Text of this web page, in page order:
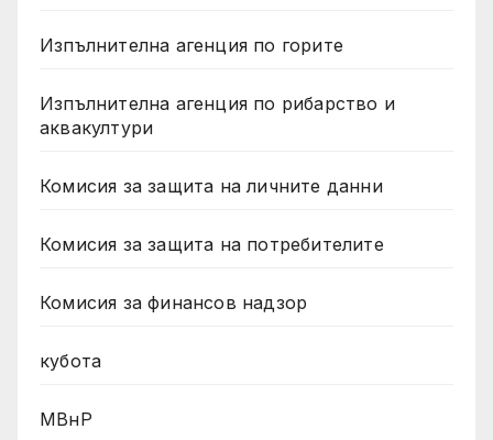
Изпълнителна агенция по горите
Изпълнителна агенция по рибарство и
аквакултури
Комисия за защита на личните данни
Комисия за защита на потребителите
Комисия за финансов надзор
кубота
МВнР